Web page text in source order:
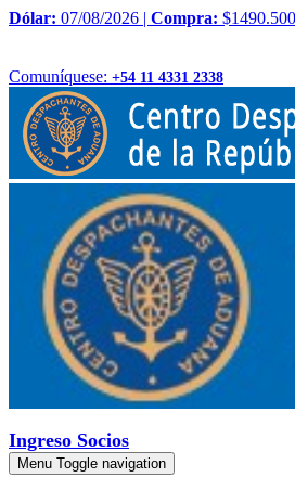
Dólar: 07/08/2026 | Compra:
Comuníquese: +54 11 4331 2338
Ingreso Socios
Menu Toggle navigation